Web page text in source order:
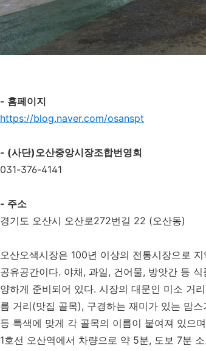
- 홈페이지
https://blog.naver.com/osanspt
- (사단)오산중앙시장조합번영회
031-376-4141
- 주소
경기도 오산시 오산로272번길 22 (오산동)
오산오색시장은 100년 이상의 전통시장으로
공유공간이다. 야채, 과일, 건어물, 방앗간 등
양하게 준비되어 있다. 시장의 대문인 미소 거
름 거리(맛집 골목), 구경하는 재미가 있는 맘
등 특색에 맞게 각 골목의 이름이 붙여져 있으
1호선 오산역에서 차량으로 약 5분, 도보 7분